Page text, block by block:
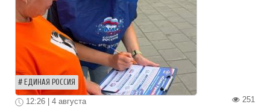
ЕДИНАЯ РОССИЯ
251
12:26 | 4 августа